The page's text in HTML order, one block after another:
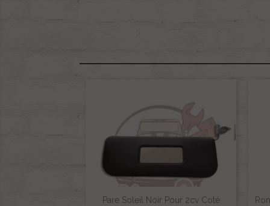
Pare Soleil Noir Pour 2cv Coté